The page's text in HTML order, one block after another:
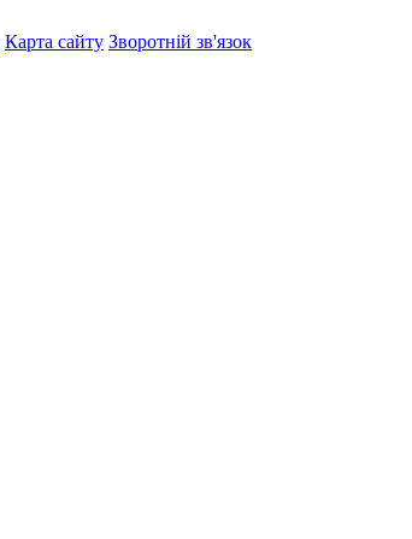
Карта сайту Зворотній зв'язок